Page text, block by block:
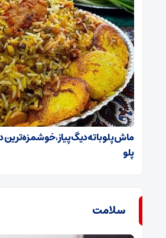
ماش پلو با ته‌دیگ پیاز،
پلو
سلامت